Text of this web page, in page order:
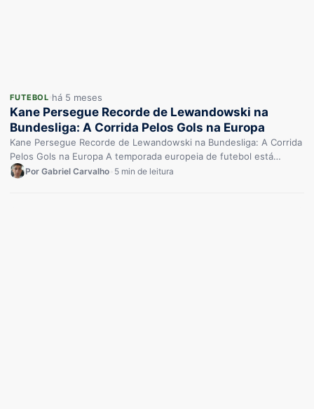
FUTEBOL há 5 meses
Kane Persegue Recorde de Lewandowski na
Bundesliga: A Corrida Pelos Gols na Europa
Kane Persegue Recorde de Lewandowski na Bundesliga: A Corrida
Pelos Gols na Europa A temporada europeia de futebol está
repleta…
Por Gabriel Carvalho 5 min de leitura